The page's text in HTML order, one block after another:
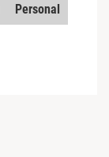
Personal